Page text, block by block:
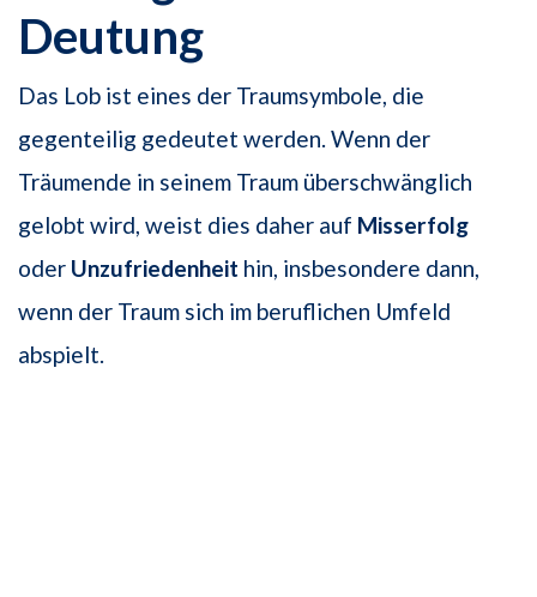
Deutung
Das Lob ist eines der Traumsymbole, die
gegenteilig gedeutet werden. Wenn der
Träumende in seinem Traum überschwänglich
gelobt wird, weist dies daher auf Misserfolg
oder Unzufriedenheit hin, insbesondere dann,
wenn der Traum sich im beruflichen Umfeld
abspielt.